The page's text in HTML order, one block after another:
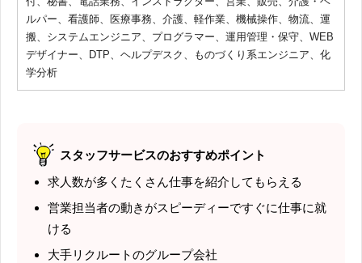
ルパー、看護師、医療事務、介護、軽作業、機械操作、物流、運
搬、システムエンジニア、プログラマー、運用管理・保守、WEB
デザイナー、DTP、ヘルプデスク、ものづくり系エンジニア、化
学分析
スタッフサービスのおすすめポイント
求人数が多くたくさん仕事を紹介してもらえる
営業担当者の動きがスピーディーですぐに仕事に就
ける
大手リクルートのグループ会社